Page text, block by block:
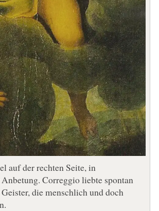
auf der rechten Seite, in
Correggio liebte spontan
die menschlich und doch